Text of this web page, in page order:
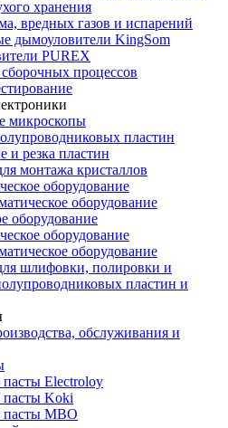
хранения
вредных газов и испарений
дымоуловители KingSom
PUREX
процессов
микроскопы
пластин
и резка пластин
монтажа кристаллов
оборудование
оборудование
оборудование
оборудование
оборудование
шлифовки, полировки и
пластин и
обслуживания и
Electroloy
Koki
MBO